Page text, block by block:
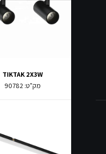
TIKTAK 2X3W
מק"ט: 90782